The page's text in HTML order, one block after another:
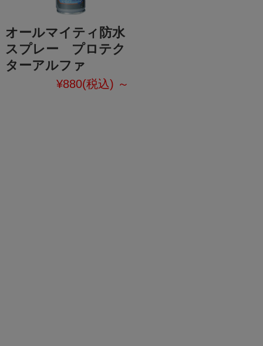
オールマイティ防水
スプレー プロテク
ターアルファ
¥880(税込) ～